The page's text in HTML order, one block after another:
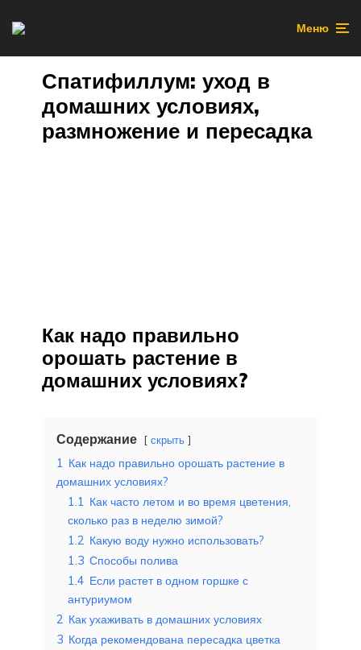
Меню
Спатифиллум: уход в
домашних условиях,
размножение и пересадка
Как надо правильно
орошать растение в
домашних условиях?
Содержание скрыть
1 Как надо правильно орошать растение в
домашних условиях?
1.1 Как часто летом и во время цветения,
сколько раз в неделю зимой?
1.2 Какую воду нужно использовать?
1.3 Способы полива
1.4 Если растет в одном горшке с
антуриумом
2 Как ухаживать в домашних условиях
3 Когда рекомендована пересадка цветка